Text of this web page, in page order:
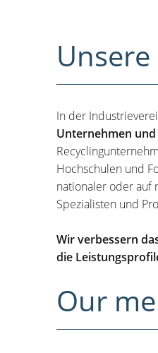
In der
Unternehmen
Hochschulen und
nationaler oder auf
Spezialisten und
Wir verbessern
die
Our